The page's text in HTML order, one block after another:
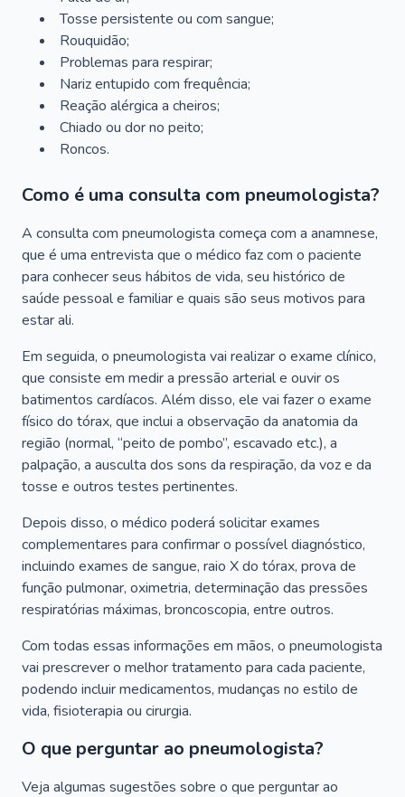
Tosse persistente ou com sangue;
Rouquidão;
Problemas para respirar;
Nariz entupido com frequência;
Reação alérgica a cheiros;
Chiado ou dor no peito;
Roncos.
Como é uma consulta com pneumologista?
A consulta com pneumologista começa com a anamnese,
que é uma entrevista que o médico faz com o paciente
para conhecer seus hábitos de vida, seu histórico de
saúde pessoal e familiar e quais são seus motivos para
estar ali.
Em seguida, o pneumologista vai realizar o exame clínico,
que consiste em medir a pressão arterial e ouvir os
batimentos cardíacos. Além disso, ele vai fazer o exame
físico do tórax, que inclui a observação da anatomia da
região (normal, “peito de pombo”, escavado etc.), a
palpação, a ausculta dos sons da respiração, da voz e da
tosse e outros testes pertinentes.
Depois disso, o médico poderá solicitar exames
complementares para confirmar o possível diagnóstico,
incluindo exames de sangue, raio X do tórax, prova de
função pulmonar, oximetria, determinação das pressões
respiratórias máximas, broncoscopia, entre outros.
Com todas essas informações em mãos, o pneumologista
vai prescrever o melhor tratamento para cada paciente,
podendo incluir medicamentos, mudanças no estilo de
vida, fisioterapia ou cirurgia.
O que perguntar ao pneumologista?
Veja algumas sugestões sobre o que perguntar ao